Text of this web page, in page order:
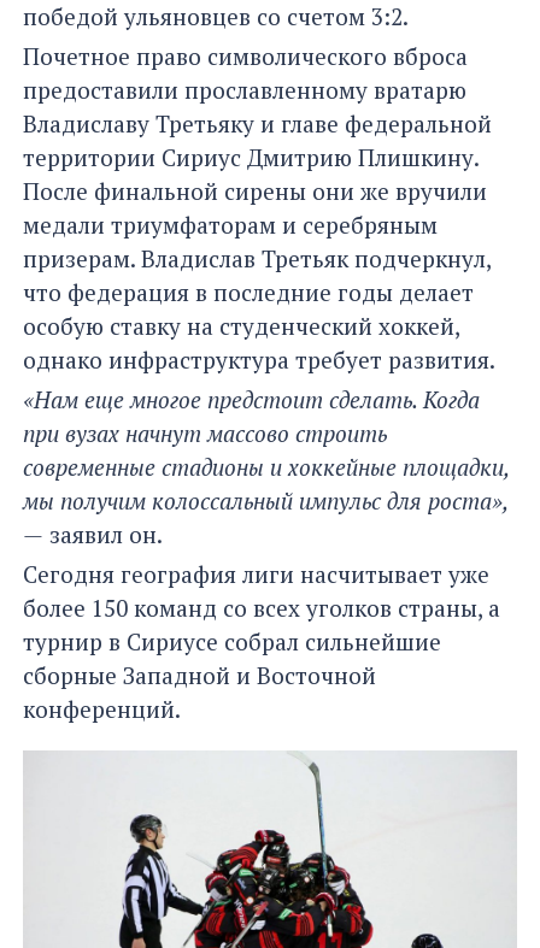
победой ульяновцев со счетом 3:2.
Почетное право символического вброса
предоставили прославленному вратарю
Владиславу Третьяку и главе федеральной
территории Сириус Дмитрию Плишкину.
После финальной сирены они же вручили
медали триумфаторам и серебряным
призерам. Владислав Третьяк подчеркнул,
что федерация в последние годы делает
особую ставку на студенческий хоккей,
однако инфраструктура требует развития.
«Нам еще многое предстоит сделать. Когда
при вузах начнут массово строить
современные стадионы и хоккейные площадки,
мы получим колоссальный импульс для роста»,
— заявил он.
Сегодня география лиги насчитывает уже
более 150 команд со всех уголков страны, а
турнир в Сириусе собрал сильнейшие
сборные Западной и Восточной
конференций.